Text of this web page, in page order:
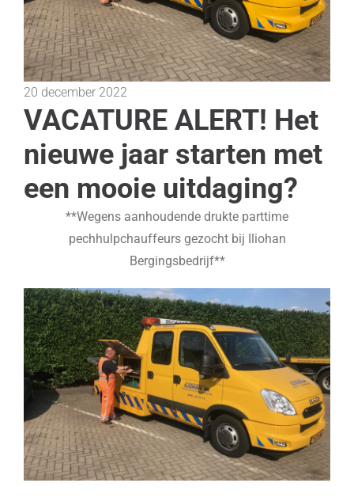
20 december 2022
VACATURE ALERT! Het
nieuwe jaar starten met
een mooie uitdaging?
**Wegens aanhoudende drukte parttime
pechhulpchauffeurs gezocht bij Iliohan
Bergingsbedrijf**